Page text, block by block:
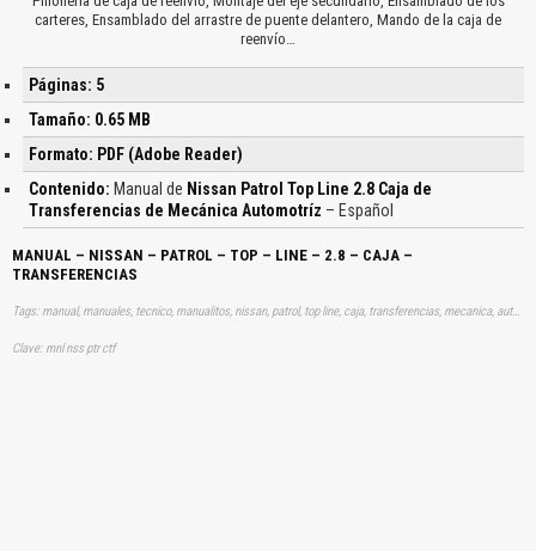
carteres, Ensamblado del arrastre de puente delantero, Mando de la caja de
reenvío…
Páginas: 5
Tamaño: 0.65 MB
Formato: PDF (Adobe Reader)
Contenido: Manual de Nissan Patrol Top Line 2.8 Caja de
Transferencias de Mecánica Automotríz – Español
MANUAL – NISSAN – PATROL – TOP – LINE – 2.8 – CAJA –
TRANSFERENCIAS
Tags: manual, manuales, tecnico, manualitos, nissan, patrol, top line, caja, transferencias, mecanica, automotriz, aprender, descargas
Clave: mnl nss ptr ctf